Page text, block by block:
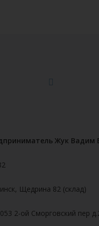
Жук Вадим
Щедрина 82 (склад)
2-ой Сморговский пер